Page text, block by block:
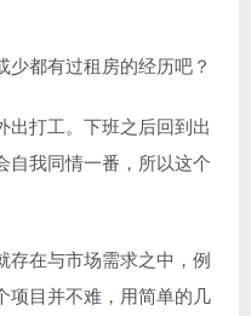
都有过租房的经历吧？
出打工。下班之后回到出
自我同情一番，所以这个
存在与市场需求之中，例
项目并不难，用简单的几